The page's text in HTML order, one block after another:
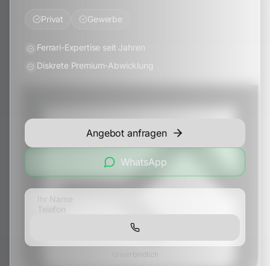
Privat Gewerbe
Ferrari-Expertise seit Jahren
Diskrete Premium-Abwicklung
Angebot anfragen
WhatsApp
Unverbindlich